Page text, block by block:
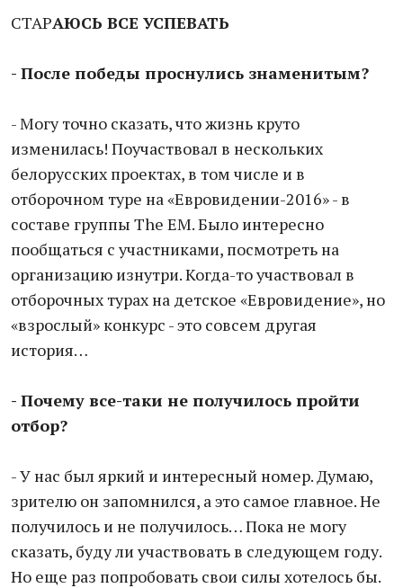
СТАРАЮСЬ ВСЕ УСПЕВАТЬ
- После победы проснулись знаменитым?
- Могу точно сказать, что жизнь круто
изменилась! Поучаствовал в нескольких
белорусских проектах, в том числе и в
отборочном туре на «Евровидении-2016» - в
составе группы The EM. Было интересно
пообщаться с участниками, посмотреть на
организацию изнутри. Когда-то участвовал в
отборочных турах на детское «Евровидение», но
«взрослый» конкурс - это совсем другая
история…
- Почему все-таки не получилось пройти
отбор?
- У нас был яркий и интересный номер. Думаю,
зрителю он запомнился, а это самое главное. Не
получилось и не получилось… Пока не могу
сказать, буду ли участвовать в следующем году.
Но еще раз попробовать свои силы хотелось бы.